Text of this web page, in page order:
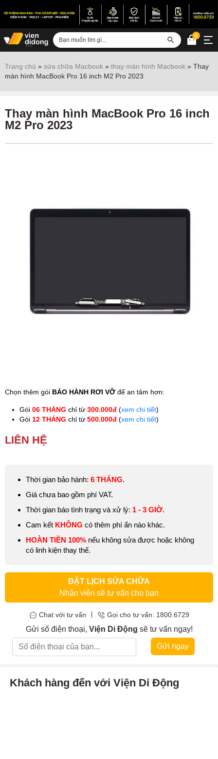
Sửa iPhone
Sửa Vertu
Điện thoại
(Giờ làm việc: 08h00 - 21h00)
Giới thiệu
0
Trang chủ » sửa chữa Macbook » thay màn hình Macbook » Thay
màn hình MacBook Pro 16 inch M2 Pro 2023
Thay màn hình MacBook Pro 16 inch
M2 Pro 2023
Chọn thêm gói BẢO HÀNH RƠI VỠ để an tâm hơn:
Gói 06 THÁNG chỉ từ 300.000đ (xem chi tiết)
Gói 12 THÁNG chỉ từ 500.000đ (xem chi tiết)
Thay màn hình MacBook Pro 16 inch M2 Pro 2023
đảm bảo uy tín, chất lượng, bảo hành
bị loạn cảm ứng, lúc bấm được lúc không,
màn hình bị sọc, đốm loang màu,… Đó là dấu hiệu bạn cần
phảithay màn hình MacBook Pro 16 inch M2 Pro 2023
LIÊN HỆ
Thời gian bảo hành: 6 THÁNG.
Giá chưa bao gồm phí VAT.
Thời gian báo tình trạng và xử lý: 1 - 3 GIỜ.
Cam kết KHÔNG có thêm phí ẩn nào khác.
HOÀN TIỀN 100% nếu không sửa được hoặc không
có linh kiện thay thế.
ĐẶT LỊCH SỬA CHỮA
Nhân viên sẽ tư vấn cho bạn
Chat với tư vấn Gọi cho tư vấn: 1800.6729
Gửi số điện thoại, Viện Di Động sẽ tư vấn ngay!
Gửi ngay
Khách hàng đến với Viện Di Động